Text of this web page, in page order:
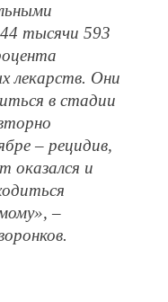
тысячи 593
лекарств. Они
в стадии
– рецидив,
оказался и
–